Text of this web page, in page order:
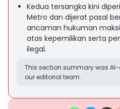
Kedua tersangka kini
Metro dan dijerat pasal
ancaman hukuman
atas kepemilikan serta
ilegal.
This section summary was
our editorial team.